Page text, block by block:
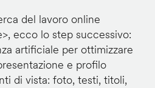
del lavoro online
>, ecco lo step successivo:
artificiale per ottimizzare
e profilo
di vista: foto, testi, titoli,